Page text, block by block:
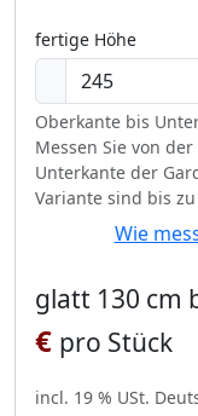
fertige Höhe
Oberkante bis
Messen Sie von
Unterkante der
Variante sind bis
Wie
glatt 130 cm
€ pro Stück
incl. 19 % USt.